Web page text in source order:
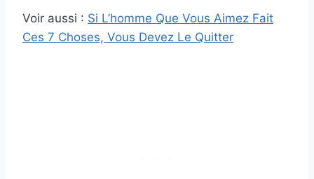
Voir aussi : Si L’homme Que Vous Aimez Fait
Ces 7 Choses, Vous Devez Le Quitter